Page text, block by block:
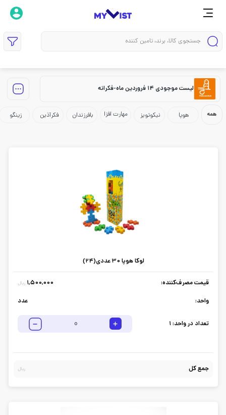
لیست موجودی 14 فروردین ماه-فکرانه
همه هوپا نیکوتویز مهارت افزا بافرزندان فکرآذین زینگو
لوکا هوپا 30 عددی(24)
قیمت مصرف‌کننده: 1,500,000 ریال
واحد: عدد
تعداد در واحد:1
جمع کل ریال